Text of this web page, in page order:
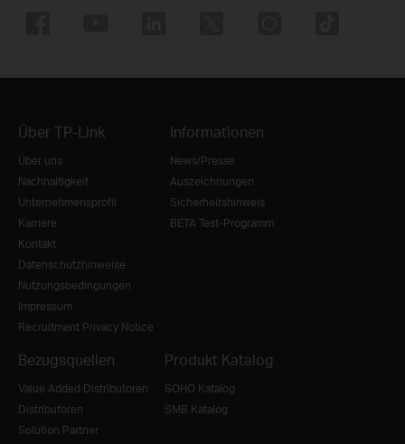
Über TP-Link
Über uns
Nachhaltigkeit
Unternehmensprofil
Karriere
Kontakt
Datenschutzhinweise
Nutzungsbedingungen
Impressum
Recruitment Privacy Notice
Informationen
News/Presse
Auszeichnungen
Sicherheitshinweis
BETA Test-Programm
Bezugsquellen
Value Added Distributoren
Distributoren
Solution Partner
Produkt Katalog
SOHO Katalog
SMB Katalog